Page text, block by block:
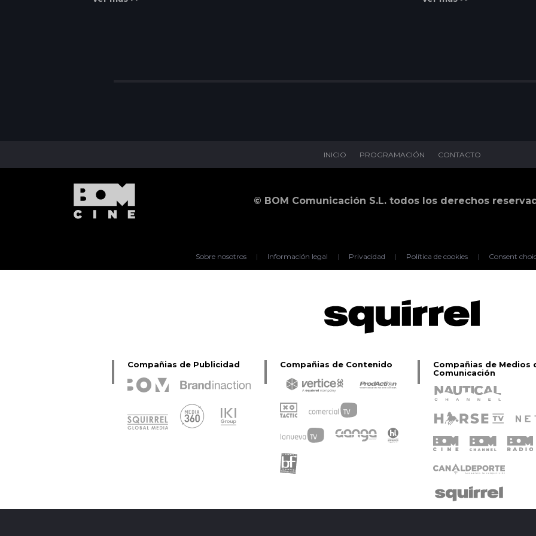
INICIO PROGRAMACIÓN CONTACTO
© BOM Comunicación S.L. todos los derechos
Sobre nosotros | Información legal | Privacidad | Política de cookies | Consent
Compañias de Publicidad Compañias de Contenido
Compañias de Medios
Comunicación